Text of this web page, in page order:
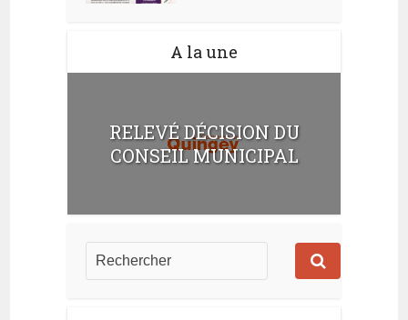
A la une
RELEVÉ DÉCISION DU
CONSEIL MUNICIPAL